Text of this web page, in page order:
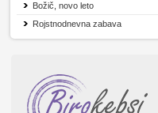
Božič, novo leto
Rojstnodnevna zabava